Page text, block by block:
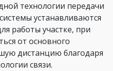
технологии передачи
устанавливаются
работы участке, при
от основного
дистанцию благодаря
связи.